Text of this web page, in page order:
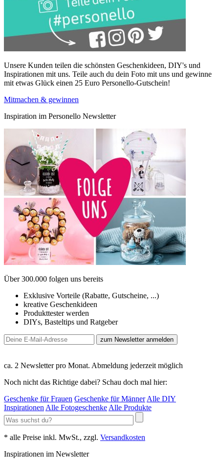
Unsere Kunden teilen die schönsten Geschenkideen, DIY's und
Inspirationen mit uns. Teile auch du dein Foto mit uns und gewinne
mit etwas Glück einen 25 Euro Personello-Gutschein!
Mitmachen & gewinnen
Inspiration im Personello Newsletter
Über 300.000 folgen uns bereits
Exklusive Vorteile (Rabatte, Gutscheine, ...)
kreative Geschenkideen
Produkttester werden
DIYs, Basteltips und Ratgeber
zum Newsletter anmelden
ca. 2 Newsletter pro Monat. Abmeldung jederzeit möglich
Noch nicht das Richtige dabei? Schau doch mal hier:
Geschenke für Frauen Geschenke für Männer Alle DIY
Inspirationen Alle Fotogeschenke Alle Produkte
* alle Preise inkl. MwSt., zzgl. Versandkosten
Inspirationen im Newsletter